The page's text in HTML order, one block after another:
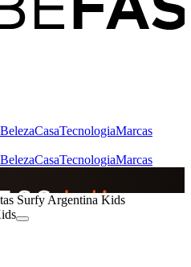
BelezaCasaTecnologiaMarcas
BelezaCasaTecnologiaMarcas
Surfy Argentina Kids